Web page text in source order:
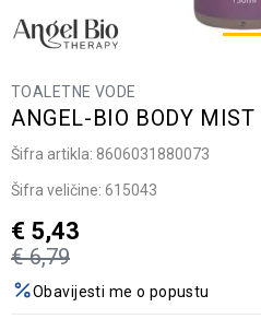
TOALETNE VODE
ANGEL-BIO BODY
Šifra artikla: 8606031880073
Šifra veličine: 615043
€ 6,79
€ 5,43
Obavijesti me o popustu